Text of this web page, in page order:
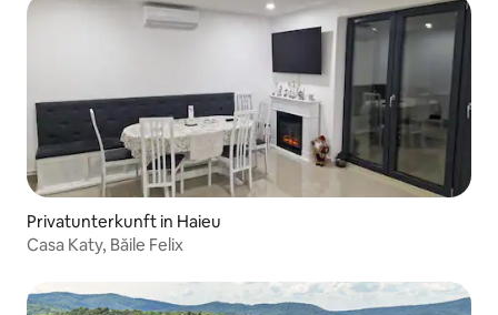
Privatunterkunft in Haieu
Casa Katy, Băile Felix